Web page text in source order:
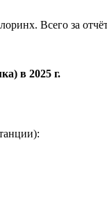
Всего за
в 2025 г.